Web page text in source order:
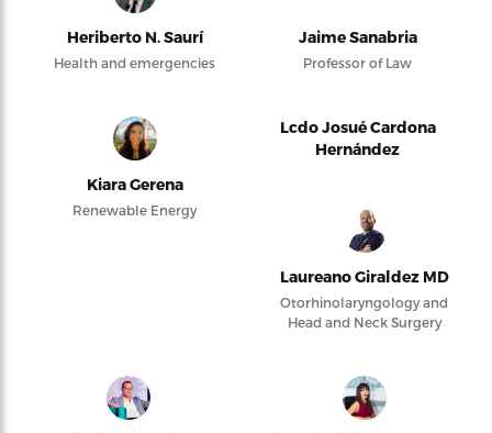
Heriberto N. Saurí
Health and emergencies
Jaime Sanabria
Professor of Law
Kiara Gerena
Renewable Energy
Lcdo Josué Cardona
Hernández
Laureano Giraldez MD
Otorhinolaryngology and
Head and Neck Surgery